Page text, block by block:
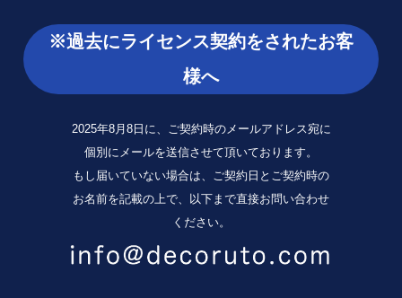
※過去にライセンス契約をされたお客
様へ
2025年8月8日に、ご契約時のメールアドレス宛に
個別にメールを送信させて頂いております。
もし届いていない場合は、ご契約日とご契約時の
お名前を記載の上で、以下まで直接お問い合わせ
ください。